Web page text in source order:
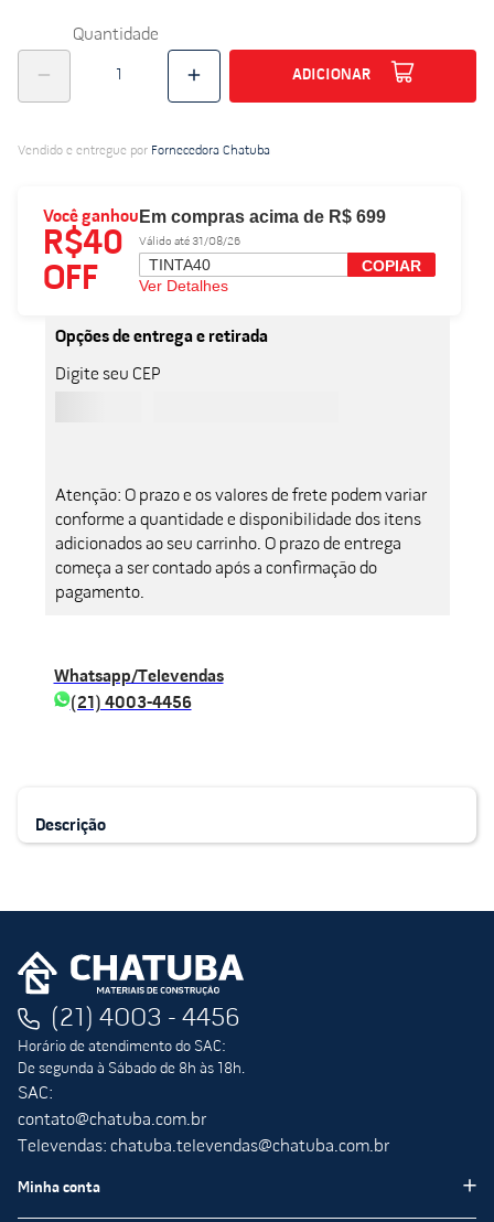
Quantidade
ADICIONAR
Vendido e entregue por Fornecedora Chatuba
Você ganhou
R$40
OFF
Em compras acima de R$ 699
Válido até 31/08/26
TINTA40
COPIAR
Ver Detalhes
Opções de entrega e retirada
Digite seu CEP
Atenção: O prazo e os valores de frete podem variar
conforme a quantidade e disponibilidade dos itens
adicionados ao seu carrinho. O prazo de entrega
começa a ser contado após a confirmação do
pagamento.
Whatsapp/Televendas
(21) 4003-4456
Descrição
(21) 4003 - 4456
Horário de atendimento do SAC:
De segunda à Sábado de 8h às 18h.
SAC:
contato@chatuba.com.br
Televendas: chatuba.televendas@chatuba.com.br
Minha conta